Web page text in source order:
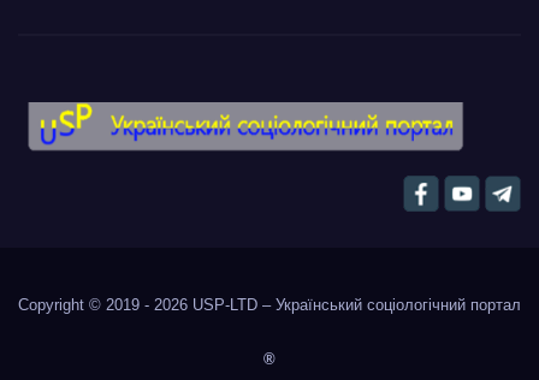
Copyright © 2019 - 2026 USP-LTD – Український соціологічний портал
®